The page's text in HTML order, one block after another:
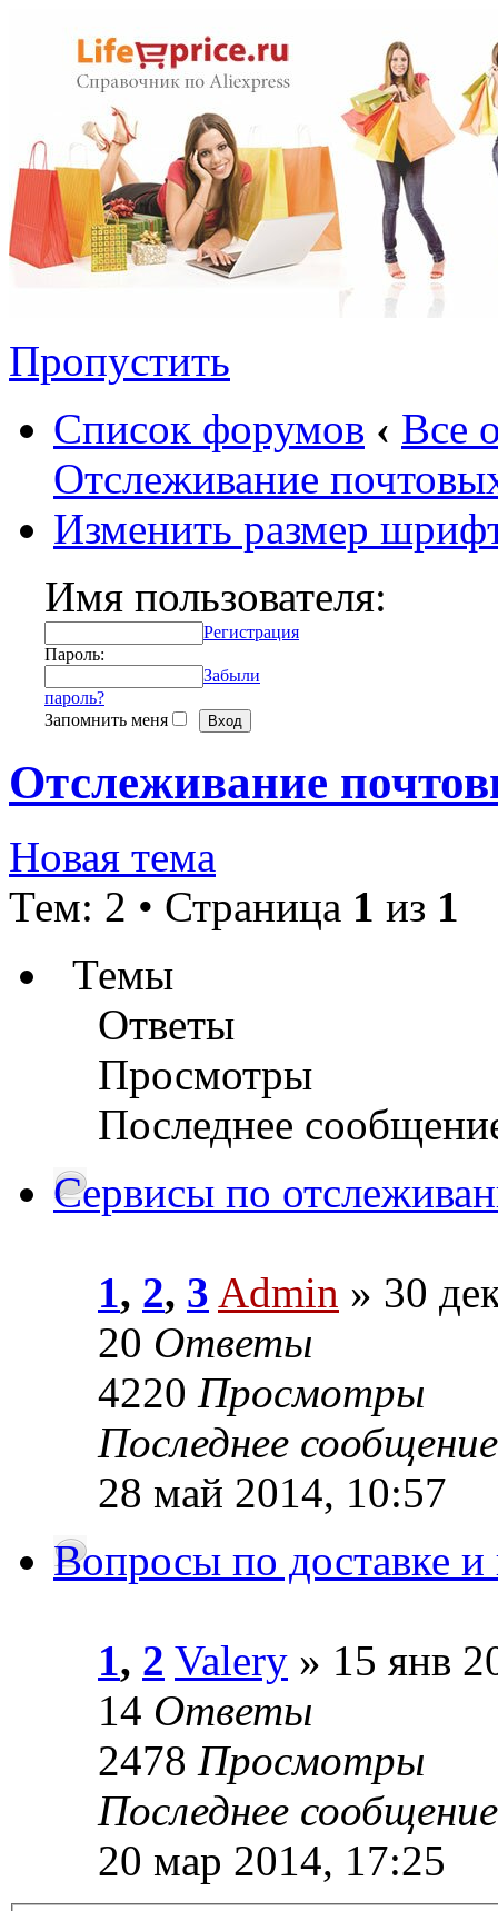
Пропустить
Список форумов ‹ Все
Отслеживание
Изменить размер
Имя пользователя:
Регистрация
Пароль:
Забыли
пароль?
Запомнить меня
Отслеживание
Новая тема
Тем: 2 • Страница 1 из 1
Темы
Ответы
Просмотры
Последнее
Сервисы по
1, 2, 3 Admin » 30
20 Ответы
4220 Просмотры
Последнее сообщение
28 май 2014, 10:57
Вопросы по доставке и
1, 2 Valery » 15 янв
14 Ответы
2478 Просмотры
Последнее сообщение
20 мар 2014, 17:25